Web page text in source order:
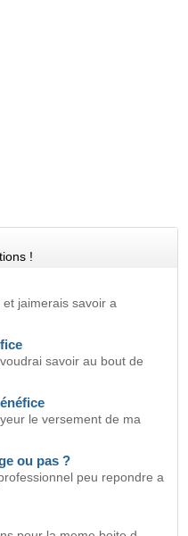
!
jaimerais savoir a
savoir au bout de
le versement de ma
ou pas ?
peu repondre a